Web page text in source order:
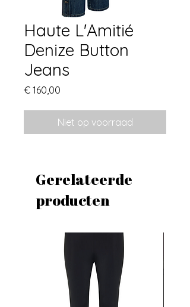
Haute L'Amitié
Denize Button
Jeans
€ 160,00
Niet op voorraad
Gerelateerde
producten